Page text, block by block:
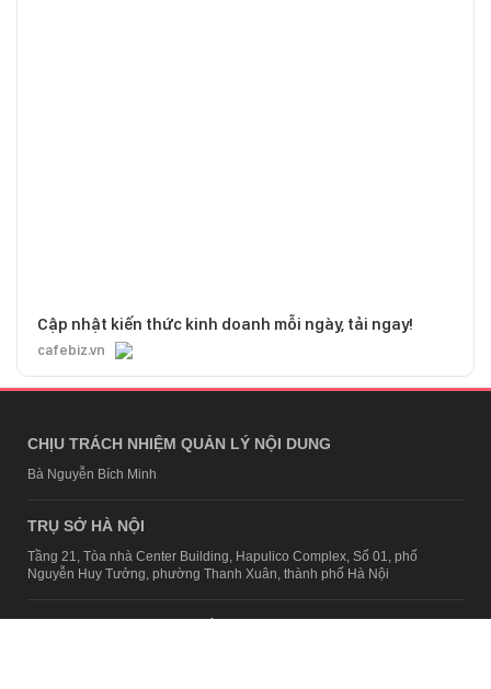
Cập nhật kiến thức kinh doanh mỗi ngày, tải ngay!
cafebiz.vn
CHỊU TRÁCH NHIỆM QUẢN LÝ NỘI DUNG
Bà Nguyễn Bích Minh
TRỤ SỞ HÀ NỘI
Tầng 21, Tòa nhà Center Building, Hapulico Complex, Số 01, phố
Nguyễn Huy Tưởng, phường Thanh Xuân, thành phố Hà Nội